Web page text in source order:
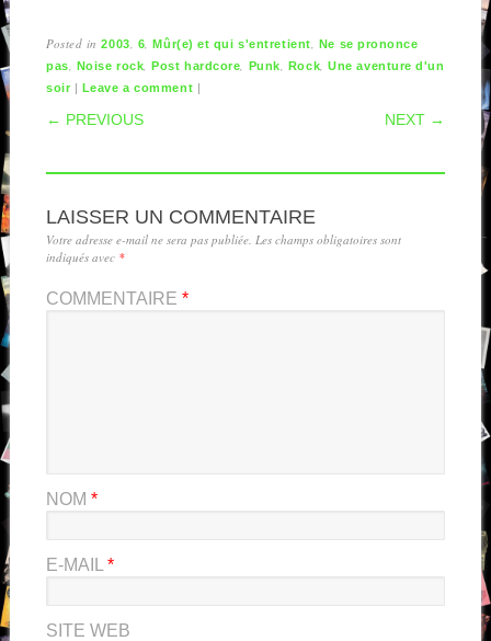
Posted in2003 6 ,Mûr(e) et qui s'entretient
Ne se prononce
pas
Noise rock ,Post hardcore Punk Rock ,Une aventure d'un
soir | Leave a comment |
POST NAVIGATION
← PREVIOUS NEXT →
LAISSER UN COMMENTAIRE
Votre adresse e-mail ne sera pas publiée. Les champs obligatoires sont
indiqués avec *
COMMENTAIRE *
NOM *
E-MAIL *
SITE WEB